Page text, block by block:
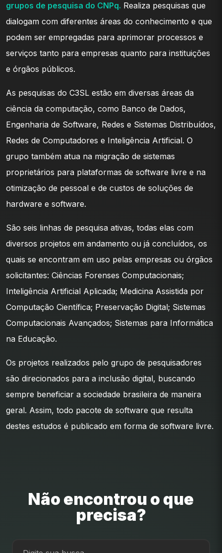
grupos de pesquisa do CNPq. Realiza pesquisas que
dialogam com diferentes áreas do conhecimento e que
podem ser empregadas para aprimorar processos e
serviços tanto para empresas quanto para instituições
e órgãos públicos.
As pesquisas do C3SL estão em diversas áreas da
ciência da computação, como Banco de Dados,
Engenharia de Software, Redes e Sistemas Distribuídos,
Redes de Computadores e Inteligência Artificial. O
grupo também atua na migração de sistemas
proprietários para plataformas de software livre e na
otimização de pessoal e de custos de soluções de
hardware e software.
São seis linhas de pesquisa ativas, todas elas com
diversos projetos em andamento ou já concluídos, os
quais se encontram em uso pelas empresas ou órgãos
solicitantes: Ciências Forenses Computacionais;
Inteligência Artificial Aplicada; Medicina Assistida por
Computação Científica; Preservação Digital; Sistemas
Computacionais Avançados; Sistemas para Informática
na Educação.
Os projetos realizados pelo grupo de pesquisadores
são direcionados para a inclusão digital, buscando
sempre beneficiar a sociedade brasileira de maneira
geral. Assim, todo pacote de software que resulta
destes estudos é publicado em forma de software livre.
Não encontrou o que
precisa?